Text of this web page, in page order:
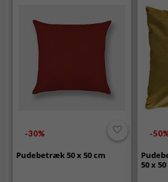
-30%
Pudebetræk 50 x 50 cm
-
50 x